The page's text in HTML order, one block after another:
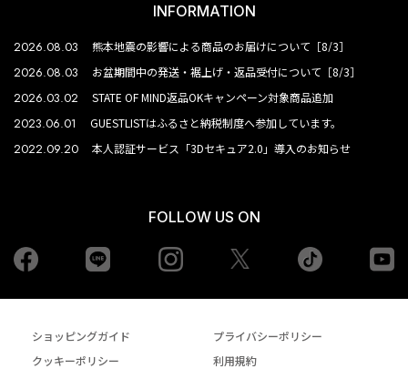
INFORMATION
2026.08.03 熊本地震の影響による商品のお届けについて［8/3］
2026.08.03 お盆期間中の発送・裾上げ・返品受付について［8/3］
2026.03.02 STATE OF MIND返品OKキャンペーン対象商品追加
2023.06.01 GUESTLISTはふるさと納税制度へ参加しています。
2022.09.20 本人認証サービス「3Dセキュア2.0」導入のお知らせ
FOLLOW US ON
Facebook Instagram tiktok
ショッピングガイド
プライバシーポリシー
クッキーポリシー
利用規約